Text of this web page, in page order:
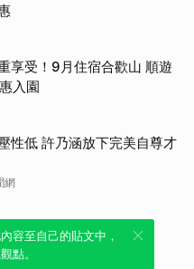
享受！9月住宿合歡山 順遊
入園
性低 許乃涵放下完美自尊才
網
，透過發布貼
容至自己的貼文中，
點。